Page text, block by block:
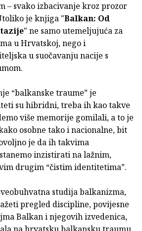
– svako izbacivanje kroz prozor
je knjiga "Balkan: Od
" ne samo utemeljujuća za
u Hrvatskoj, nego i
u suočavanju nacije s
“balkanske traume” je
su hibridni, treba ih kao takve
više memorije gomilali, a to je
osobne tako i nacionalne, bit
je da ih takvima
inzistirati na lažnim,
drugim “čistim identitetima”.
studija balkanizma,
pregled discipline, povijesne
Balkan i njegovih izvedenica,